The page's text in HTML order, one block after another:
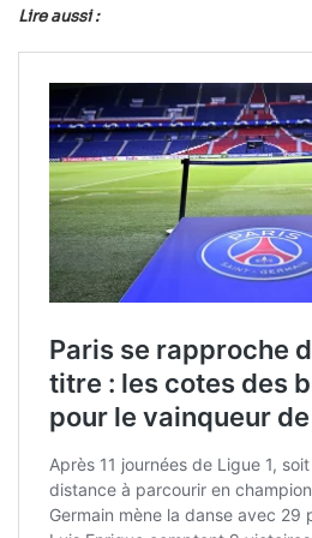
Lire aussi :